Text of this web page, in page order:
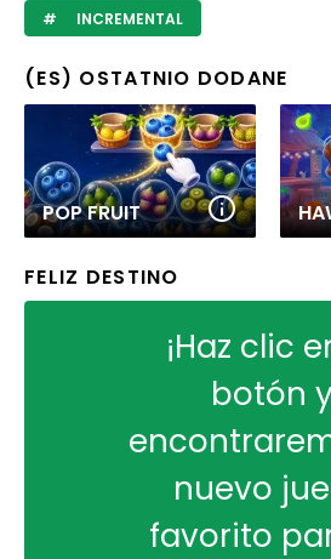
INCREMENTAL
(ES) OSTATNIO DODANE
POP FRUIT
FELIZ DESTINO
¡Haz clic
botón y
nuevo
favorito